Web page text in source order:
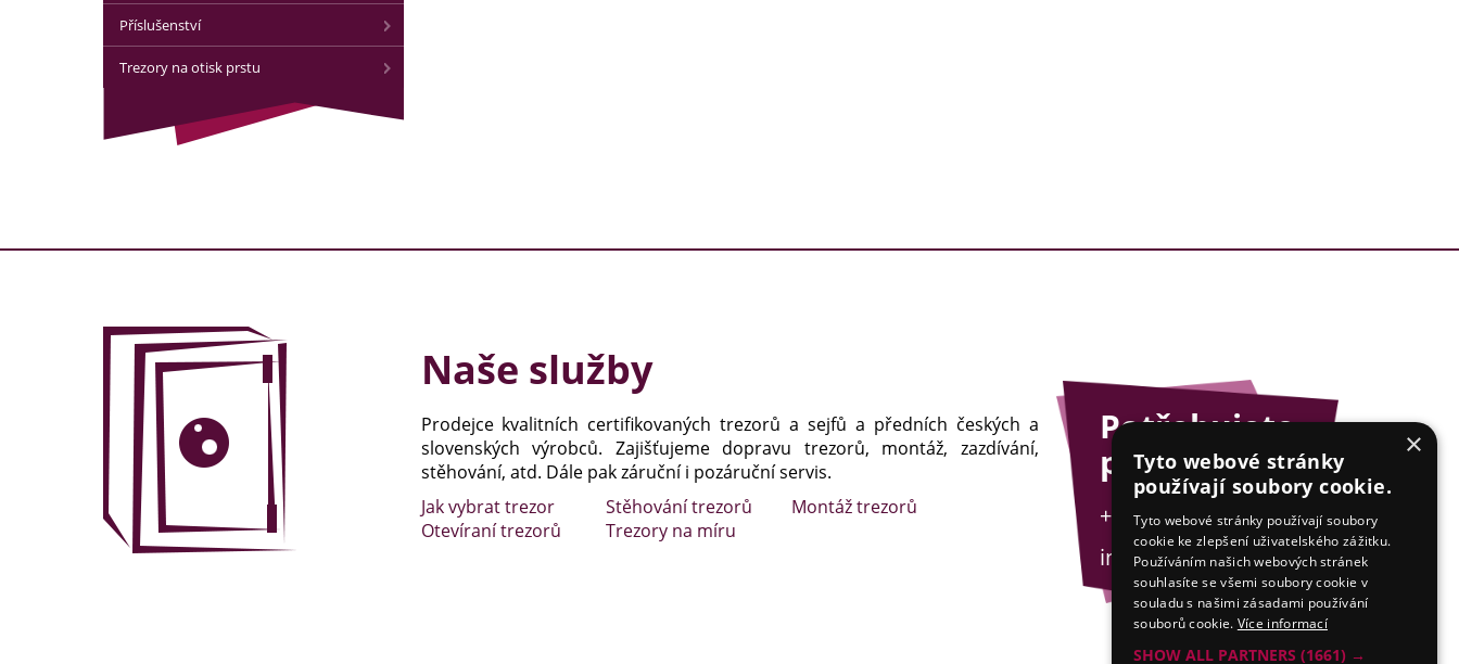
Příslušenství
Trezory na otisk prstu
Naše služby
Prodejce kvalitních certifikovaných trezorů a sejfů a předních českých a
slovenských výrobců. Zajišťujeme dopravu trezorů, montáž, zazdívání,
stěhování, atd. Dále pak záruční i pozáruční servis.
Jak vybrat trezor
Stěhování trezorů
Montáž trezorů
Otevíraní trezorů
Trezory na míru
Potřebujete
poradit?
+420 775 201 001
info@esejfy.net
×
Tyto webové stránky
používají soubory cookie.
Tyto webové stránky používají soubory
cookie ke zlepšení uživatelského zážitku.
Používáním našich webových stránek
souhlasíte se všemi soubory cookie v
souladu s našimi zásadami používání
souborů cookie. Více informací
SHOW ALL PARTNERS (1661) →